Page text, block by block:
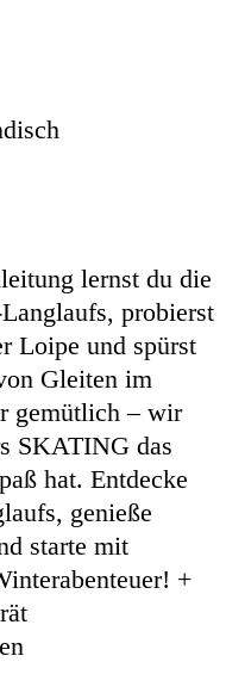
lernst du die
probierst
Loipe und spürst
Gleiten im
gemütlich – wir
SKATING das
hat. Entdecke
genieße
starte mit
+